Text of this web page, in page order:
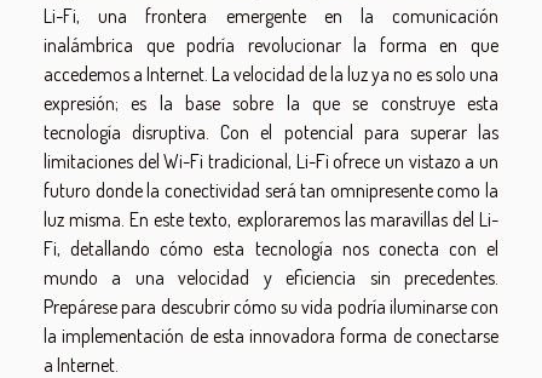
Li-Fi, una frontera emergente en la comunicación
inalámbrica que podría revolucionar la forma en que
accedemos a Internet. La velocidad de la luz ya no es solo una
expresión; es la base sobre la que se construye esta
tecnología disruptiva. Con el potencial para superar las
limitaciones del Wi-Fi tradicional, Li-Fi ofrece un vistazo a un
futuro donde la conectividad será tan omnipresente como la
luz misma. En este texto, exploraremos las maravillas del Li-
Fi, detallando cómo esta tecnología nos conecta con el
mundo a una velocidad y eficiencia sin precedentes.
Prepárese para descubrir cómo su vida podría iluminarse con
la implementación de esta innovadora forma de conectarse
a Internet.